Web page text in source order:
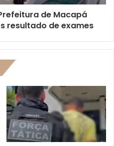
de Macapá
resultado de exames